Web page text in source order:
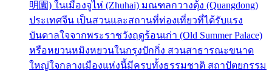
明園) ในเมืองจูไห่ (Zhuhai) มณฑลกวางตุ้ง (Quangdong)
ประเทศจีน เป็นสวนและสถานที่ท่องเที่ยวที่ได้รับแรง
บันดาลใจจากพระราชวังฤดูร้อนเก่า (Old Summer Palace)
หรือหยวนหมิงหยวนในกรุงปักกิ่ง สวนสาธารณะขนาด
ใหญ่ใจกลางเมืองแห่งนี้มีครบทั้งธรรมชาติ สถาปัตยกรรม